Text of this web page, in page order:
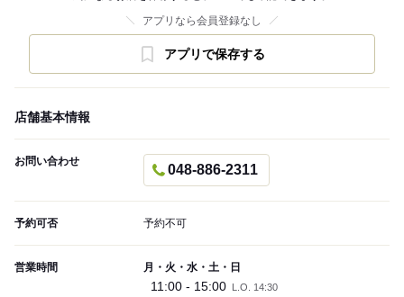
アプリなら会員登録なし
アプリで保存する
店舗基本情報
お問い合わせ
048-886-2311
予約可否 予約不可
営業時間 月・火・水・土・日
11:00 - 15:00 L.O. 14:30